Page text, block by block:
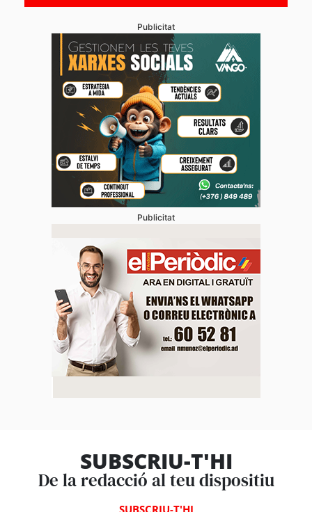
Publicitat
Publicitat
SUBSCRIU-T'HI
De la redacció al teu dispositiu
SUBSCRIU-T'HI